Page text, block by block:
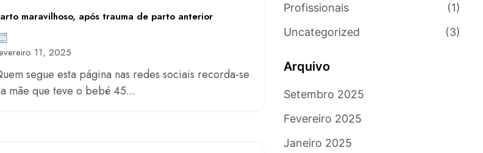
maravilhoso, após trauma de parto anterior
11, 2025
segue esta página nas redes sociais recorda-se
mãe que teve o bebé 45...
Profissionais
(1)
Uncategorized
(3)
Arquivo
Setembro 2025
Fevereiro 2025
Janeiro 2025